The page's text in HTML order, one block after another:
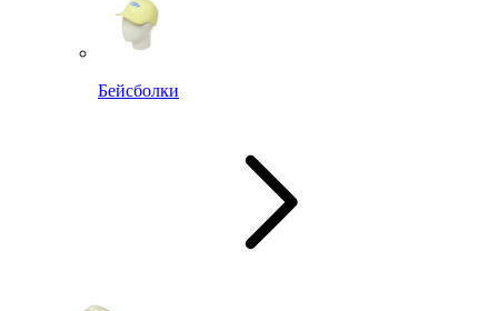
Бейсболки